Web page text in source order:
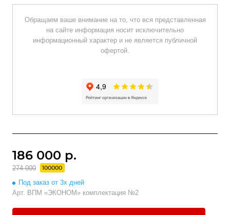
Обращаем ваше внимание на то, что вся представленная
на сайте информация носит исключительно
информационный характер и не является публичной
офертой.
186 000 р.
274 000 100000
Под заказ от 3х дней
Арт. ВПМ «ЭКОНОМ» комплектация №2